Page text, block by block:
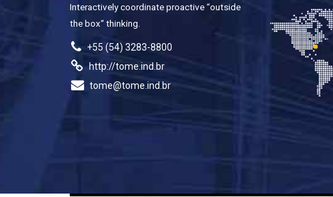
Interactively coordinate proactive “outside
the box“ thinking.
+55 (54) 3283-8800
http://tome.ind.br
tome@tome.ind.br